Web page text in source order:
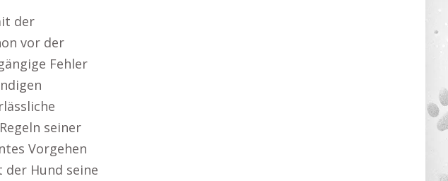
der
vor der
Fehler
seiner
Vorgehen
Hund seine